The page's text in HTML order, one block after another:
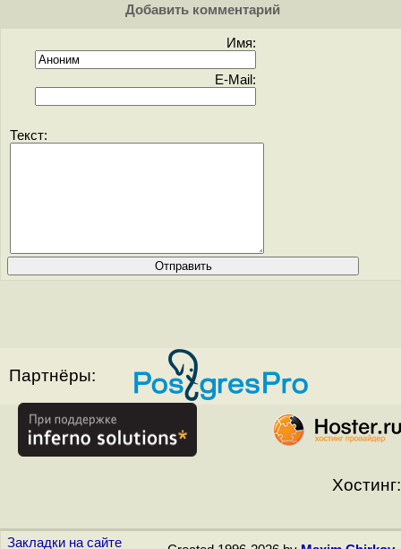
Добавить комментарий
Имя:
E-Mail:
Текст:
Партнёры:
Хостинг:
Закладки на сайте